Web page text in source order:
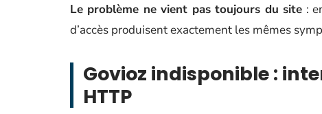
Le problème ne vient pas toujours du site :
d’accès produisent exactement les mêmes
Govioz indisponible :
HTTP